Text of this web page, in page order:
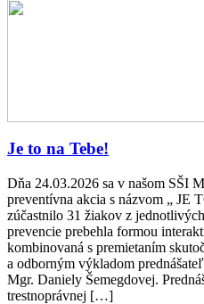
Je to na Tebe!
Dňa 24.03.2026 sa v našom SŠI
preventívna akcia s názvom „ JE
zúčastnilo 31 žiakov z
prevencie prebehla formou
kombinovaná s premietaním
a odborným výkladom
Mgr. Daniely Šemegdovej.
trestnoprávnej […]